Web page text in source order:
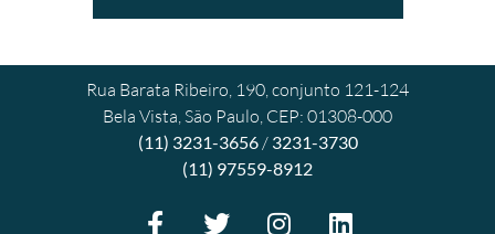
Rua Barata Ribeiro, 190, conjunto 121-124
Bela Vista, São Paulo, CEP: 01308-000
(11) 3231-3656/ 3231-3730
(11) 97559-8912